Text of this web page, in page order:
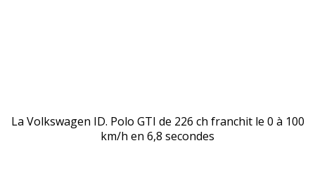
La Volkswagen ID. Polo GTI de 226 ch franchit le 0 à 100
km/h en 6,8 secondes